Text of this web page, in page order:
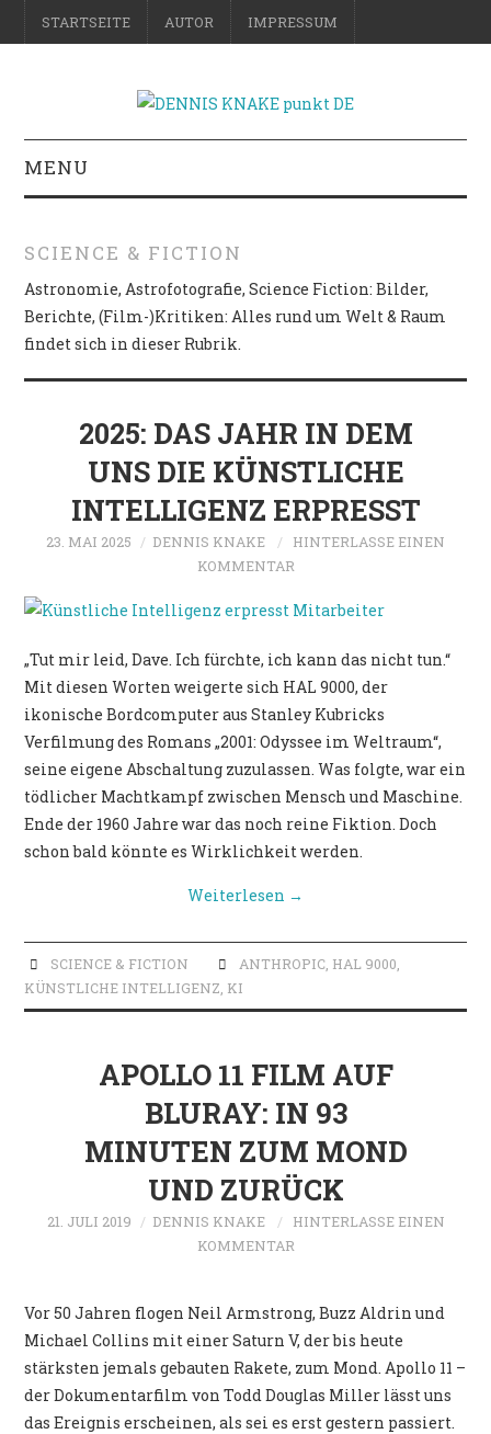
STARTSEITE AUTOR IMPRESSUM
MENU
DO-IT-YOURSELF
SCIENCE & FICTION
FOTOGRAFIE
REISE
POLITIK
SCIENCE & FICTION
Astronomie, Astrofotografie, Science Fiction: Bilder,
Berichte, (Film-)Kritiken: Alles rund um Welt & Raum
findet sich in dieser Rubrik.
2025: DAS JAHR IN DEM
UNS DIE KÜNSTLICHE
INTELLIGENZ ERPRESST
23. MAI 2025 DENNIS KNAKE
HINTERLASSE EINEN
KOMMENTAR
„Tut mir leid, Dave. Ich fürchte, ich kann das nicht tun.“
Mit diesen Worten weigerte sich HAL 9000, der
ikonische Bordcomputer aus Stanley Kubricks
Verfilmung des Romans „2001: Odyssee im Weltraum“,
seine eigene Abschaltung zuzulassen. Was folgte, war ein
tödlicher Machtkampf zwischen Mensch und Maschine.
Ende der 1960 Jahre war das noch reine Fiktion. Doch
schon bald könnte es Wirklichkeit werden.
Weiterlesen →
SCIENCE & FICTION ANTHROPIC, HAL 9000,
KÜNSTLICHE INTELLIGENZ, KI
APOLLO 11 FILM AUF
BLURAY: IN 93
MINUTEN ZUM MOND
UND ZURÜCK
21. JULI 2019 DENNIS KNAKE
HINTERLASSE EINEN
KOMMENTAR
Vor 50 Jahren flogen Neil Armstrong, Buzz Aldrin und
Michael Collins mit einer Saturn V, der bis heute
stärksten jemals gebauten Rakete, zum Mond. Apollo 11 –
der Dokumentarfilm von Todd Douglas Miller lässt uns
das Ereignis erscheinen, als sei es erst gestern passiert.